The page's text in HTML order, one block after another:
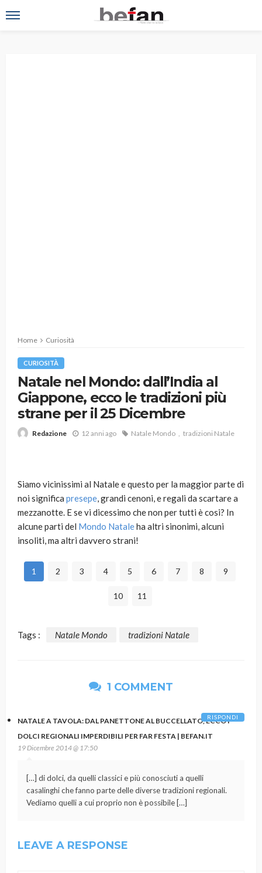
Home Curiosità
CURIOSITÀ
Natale nel Mondo: dall’India al
Giappone, ecco le tradizioni più
strane per il 25 Dicembre
Redazione 12 anni ago Natale Mondo tradizioni Natale
Siamo vicinissimi al Natale e questo per la maggior parte di
noi significa presepe, grandi cenoni, e regali da scartare a
mezzanotte. E se vi dicessimo che non per tutti è cosi? In
alcune parti del Mondo Nataleha altri sinonimi, alcuni
insoliti, ma altri davvero strani!
1 2 3 4 5 6 7 8 9
10 11
Tags : Natale Mondo tradizioni Natale
1 COMMENT
NATALE A TAVOLA: DAL PANETTONE AL BUCCELLATO, ECCO I
DOLCI REGIONALI IMPERDIBILI PER FAR FESTA | BEFAN.IT
19 Dicembre 2014 @ 17:50
[…] di dolci, da quelli classici e più conosciuti a quelli
casalinghi che fanno parte delle diverse tradizioni regionali.
Vediamo quelli a cui proprio non è possibile […]
RISPONDI
LEAVE A RESPONSE